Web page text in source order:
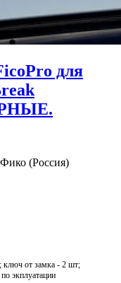
для
(Россия)
ключ от замка - 2 шт;
экплуатации